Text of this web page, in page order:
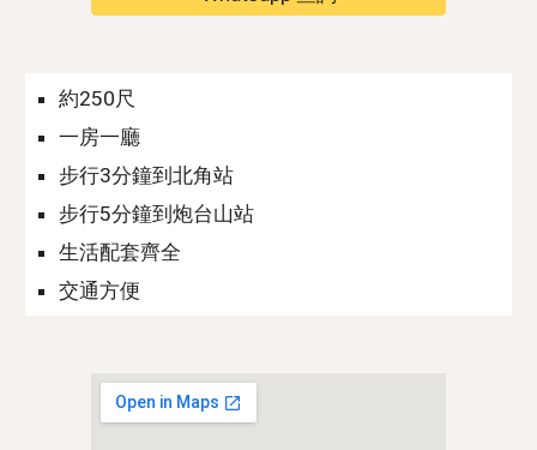
約250尺
一房一廳
步行3分鐘到北角站
步行5分鐘到炮台山站
生活配套齊全
交通方便